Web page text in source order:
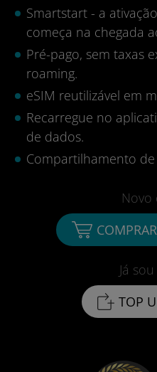
Smartstart - a
começa na chegada
Pré-pago, sem taxas
roaming.
eSIM reutilizável em
Recarregue no
de dados.
Compartilhamento
Já
TOP
Novo